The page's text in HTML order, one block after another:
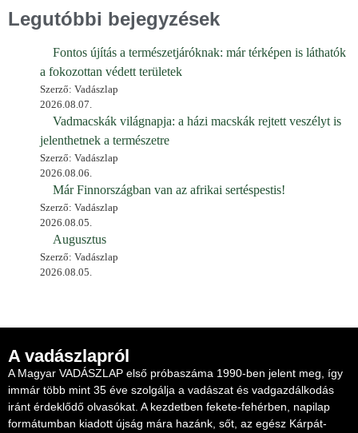
Legutóbbi bejegyzések
Fontos újítás a természetjáróknak: már térképen is láthatók
a fokozottan védett területek
Szerző: Vadászlap
2026.08.07.
Vadmacskák világnapja: a házi macskák rejtett veszélyt is
jelenthetnek a természetre
Szerző: Vadászlap
2026.08.06.
Már Finnországban van az afrikai sertéspestis!
Szerző: Vadászlap
2026.08.05.
Augusztus
Szerző: Vadászlap
2026.08.05.
A vadászlapról
A Magyar VADÁSZLAP első próbaszáma 1990-ben jelent meg, így
immár több mint 35 éve szolgálja a vadászat és vadgazdálkodás
iránt érdeklődő olvasókat. A kezdetben fekete-fehérben, napilap
formátumban kiadott újság mára hazánk, sőt, az egész Kárpát-